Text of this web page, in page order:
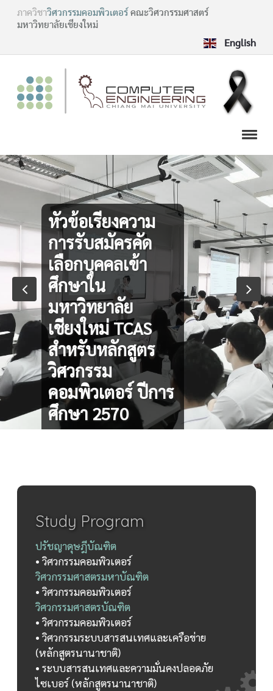
ภาควิชาวิศวกรรมคอมพิวเตอร์ คณะวิศวกรรมศาสตร์
มหาวิทยาลัยเชียงใหม่
English
หัวข้อเรียงความ
การรับสมัครคัด
เลือกบุคคลเข้า
ศึกษาใน
มหาวิทยาลัย
เชียงใหม่ TCAS
สำหรับหลักสูตร
วิศวกรรม
คอมพิวเตอร์ ปีการ
ศึกษา 2570
Study Program
ปรัชญาดุษฎีบัณฑิต
• วิศวกรรมคอมพิวเตอร์
วิศวกรรมศาสตรมหาบัณฑิต
• วิศวกรรมคอมพิวเตอร์
วิศวกรรมศาสตรบัณฑิต
• วิศวกรรมคอมพิวเตอร์
• วิศวกรรมระบบสารสนเทศและเครือข่าย
(หลักสูตรนานาชาติ)
• ระบบสารสนเทศและความมั่นคงปลอดภัย
ไซเบอร์ (หลักสูตรนานาชาติ)